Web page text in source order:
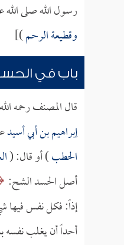
رسول الله صلى
وقطيعة الرحم)]
باب في
قال المصنف رحمه
إبراهيم بن أبي أسيد
الحطب) أو قال: (
أصل الحسد الشح:
إذاً: فكل نفس فيها
أحداً أن يغلب نفسه